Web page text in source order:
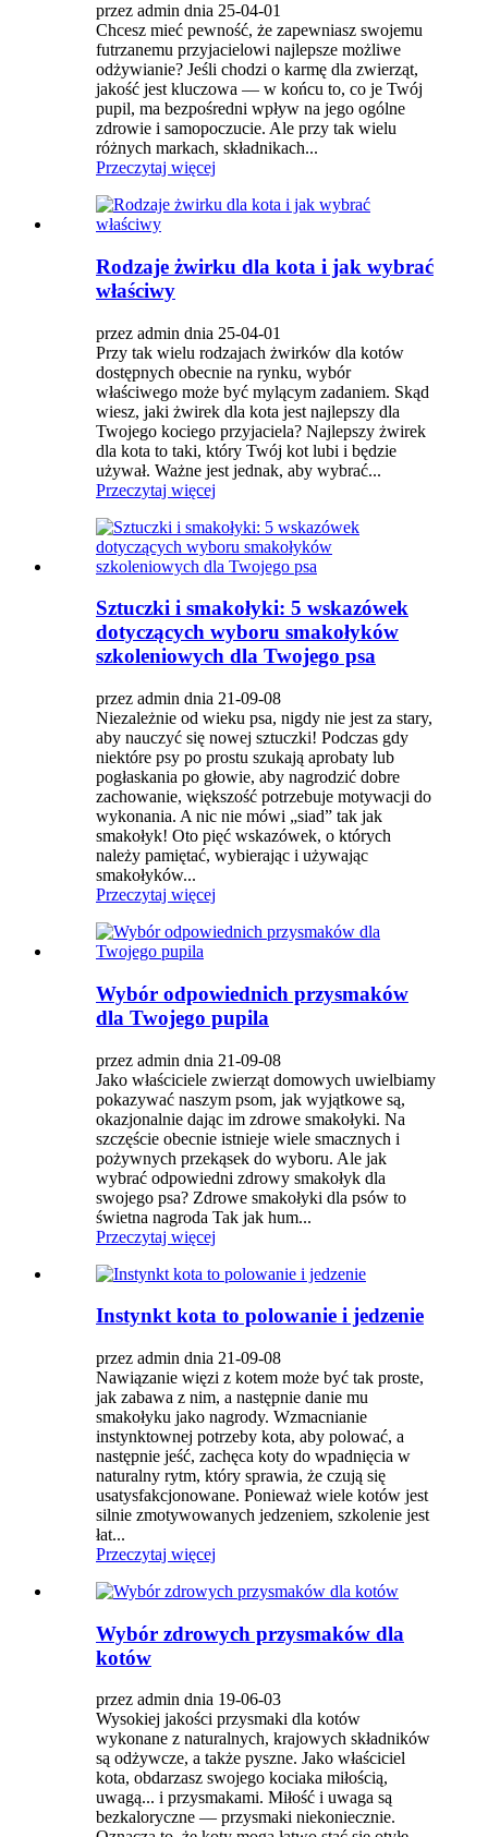
przez admin dnia 25-04-01
Chcesz mieć pewność, że zapewniasz swojemu
futrzanemu przyjacielowi najlepsze możliwe
odżywianie? Jeśli chodzi o karmę dla zwierząt,
jakość jest kluczowa — w końcu to, co je Twój
pupil, ma bezpośredni wpływ na jego ogólne
zdrowie i samopoczucie. Ale przy tak wielu
różnych markach, składnikach...
Przeczytaj więcej
Rodzaje żwirku dla kota i jak wybrać
właściwy
przez admin dnia 25-04-01
Przy tak wielu rodzajach żwirków dla kotów
dostępnych obecnie na rynku, wybór
właściwego może być mylącym zadaniem. Skąd
wiesz, jaki żwirek dla kota jest najlepszy dla
Twojego kociego przyjaciela? Najlepszy żwirek
dla kota to taki, który Twój kot lubi i będzie
używał. Ważne jest jednak, aby wybrać...
Przeczytaj więcej
Sztuczki i smakołyki: 5 wskazówek
dotyczących wyboru smakołyków
szkoleniowych dla Twojego psa
przez admin dnia 21-09-08
Niezależnie od wieku psa, nigdy nie jest za stary,
aby nauczyć się nowej sztuczki! Podczas gdy
niektóre psy po prostu szukają aprobaty lub
pogłaskania po głowie, aby nagrodzić dobre
zachowanie, większość potrzebuje motywacji do
wykonania. A nic nie mówi „siad” tak jak
smakołyk! Oto pięć wskazówek, o których
należy pamiętać, wybierając i używając
smakołyków...
Przeczytaj więcej
Wybór odpowiednich przysmaków
dla Twojego pupila
przez admin dnia 21-09-08
Jako właściciele zwierząt domowych uwielbiamy
pokazywać naszym psom, jak wyjątkowe są,
okazjonalnie dając im zdrowe smakołyki. Na
szczęście obecnie istnieje wiele smacznych i
pożywnych przekąsek do wyboru. Ale jak
wybrać odpowiedni zdrowy smakołyk dla
swojego psa? Zdrowe smakołyki dla psów to
świetna nagroda Tak jak hum...
Przeczytaj więcej
Instynkt kota to polowanie i jedzenie
przez admin dnia 21-09-08
Nawiązanie więzi z kotem może być tak proste,
jak zabawa z nim, a następnie danie mu
smakołyku jako nagrody. Wzmacnianie
instynktownej potrzeby kota, aby polować, a
następnie jeść, zachęca koty do wpadnięcia w
naturalny rytm, który sprawia, że ​​czują się
usatysfakcjonowane. Ponieważ wiele kotów jest
silnie zmotywowanych jedzeniem, szkolenie jest
łat...
Przeczytaj więcej
Wybór zdrowych przysmaków dla
kotów
przez admin dnia 19-06-03
Wysokiej jakości przysmaki dla kotów
wykonane z naturalnych, krajowych składników
są odżywcze, a także pyszne. Jako właściciel
kota, obdarzasz swojego kociaka miłością,
uwagą... i przysmakami. Miłość i uwaga są
bezkaloryczne — przysmaki niekoniecznie.